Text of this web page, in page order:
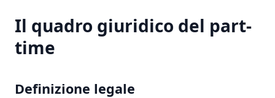
Il quadro giuridico del part-
time
Definizione legale